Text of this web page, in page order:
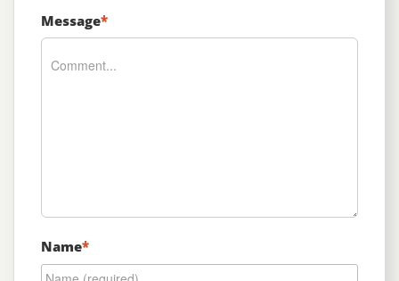
Message*
Name*